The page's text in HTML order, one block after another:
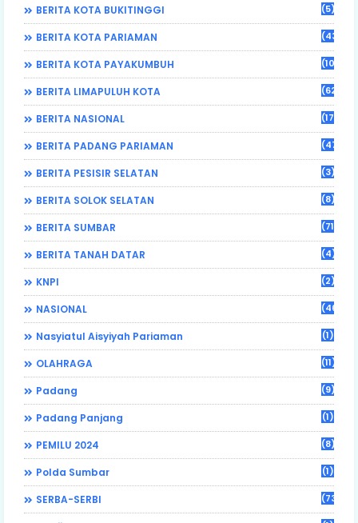
BERITA KOTA BUKITINGGI (5)
BERITA KOTA PARIAMAN (43)
BERITA KOTA PAYAKUMBUH (108)
BERITA LIMAPULUH KOTA (62)
BERITA NASIONAL (17)
BERITA PADANG PARIAMAN (470)
BERITA PESISIR SELATAN (3)
BERITA SOLOK SELATAN (8)
BERITA SUMBAR (71)
BERITA TANAH DATAR (4)
KNPI (2)
NASIONAL (46)
Nasyiatul Aisyiyah Pariaman (1)
OLAHRAGA (11)
Padang (9)
Padang Panjang (1)
PEMILU 2024 (8)
Polda Sumbar (1)
SERBA-SERBI (73)